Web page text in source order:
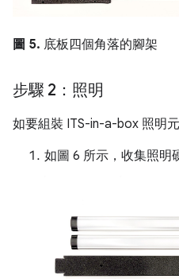
圖 5. 底板四個角落的腳架
步驟 2：照明
如要組裝 ITS-in-a-box 照明
如圖 6 所示，收集照明